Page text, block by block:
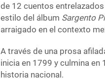
de 12 cuentos
estilo del álbum Sargento
arraigado en el contexto
A través de una prosa
inicia en 1799 y culmina
historia nacional.